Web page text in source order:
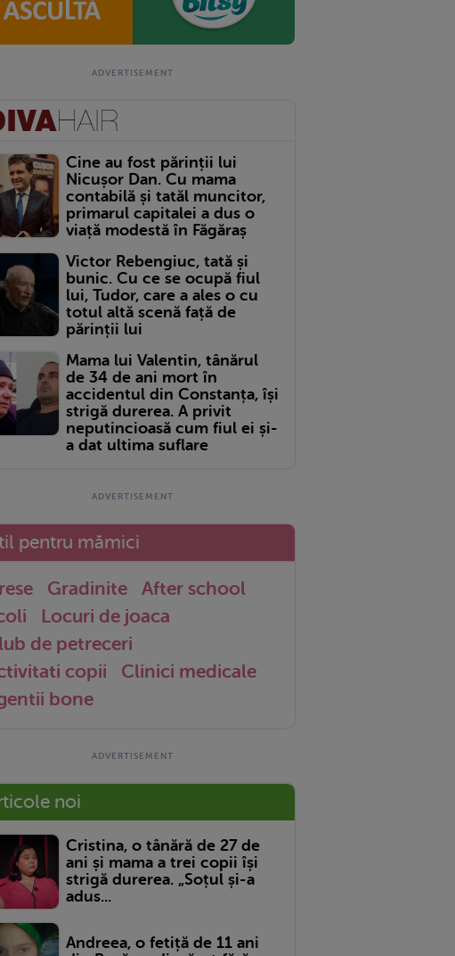
Cine au fost părinții lui
Nicușor Dan. Cu mama
contabilă și tatăl muncitor,
primarul capitalei a dus o
viață modestă în Făgăraș
Victor Rebengiuc, tată și
bunic. Cu ce se ocupă fiul
lui, Tudor, care a ales o cu
totul altă scenă față de
părinții lui
Mama lui Valentin, tânărul
de 34 de ani mort în
accidentul din Constanța, își
strigă durerea. A privit
neputincioasă cum fiul ei și-
a dat ultima suflare
pentru mămici
Gradinite
After school
Locuri de joaca
de petreceri
copii
Clinici medicale
bone
noi
Cristina, o tânără de 27 de
ani și mama a trei copii își
strigă durerea. „Soțul și-a
adus...
Andreea, o fetiță de 11 ani